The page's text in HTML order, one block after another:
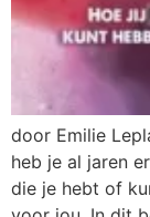
door Emilie
heb je al jaren
die je hebt of